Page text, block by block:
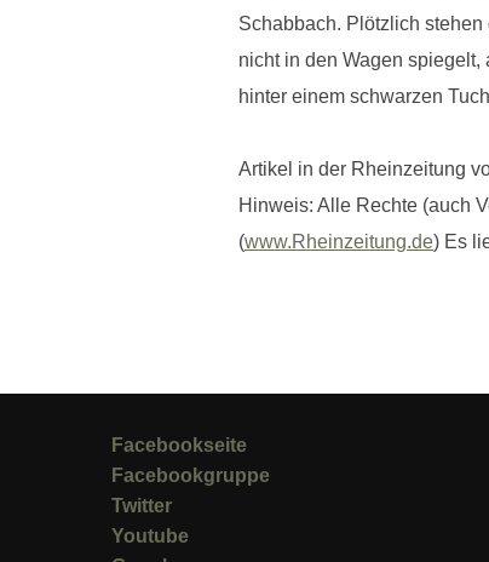
Schabbach. Plötzlich
nicht in den Wagen spiegelt,
hinter einem schwarzen
Artikel in der Rheinzeitung
Hinweis: Alle Rechte (auch
(www.Rheinzeitung.de) Es
Facebookseite
Facebookgruppe
Twitter
Youtube